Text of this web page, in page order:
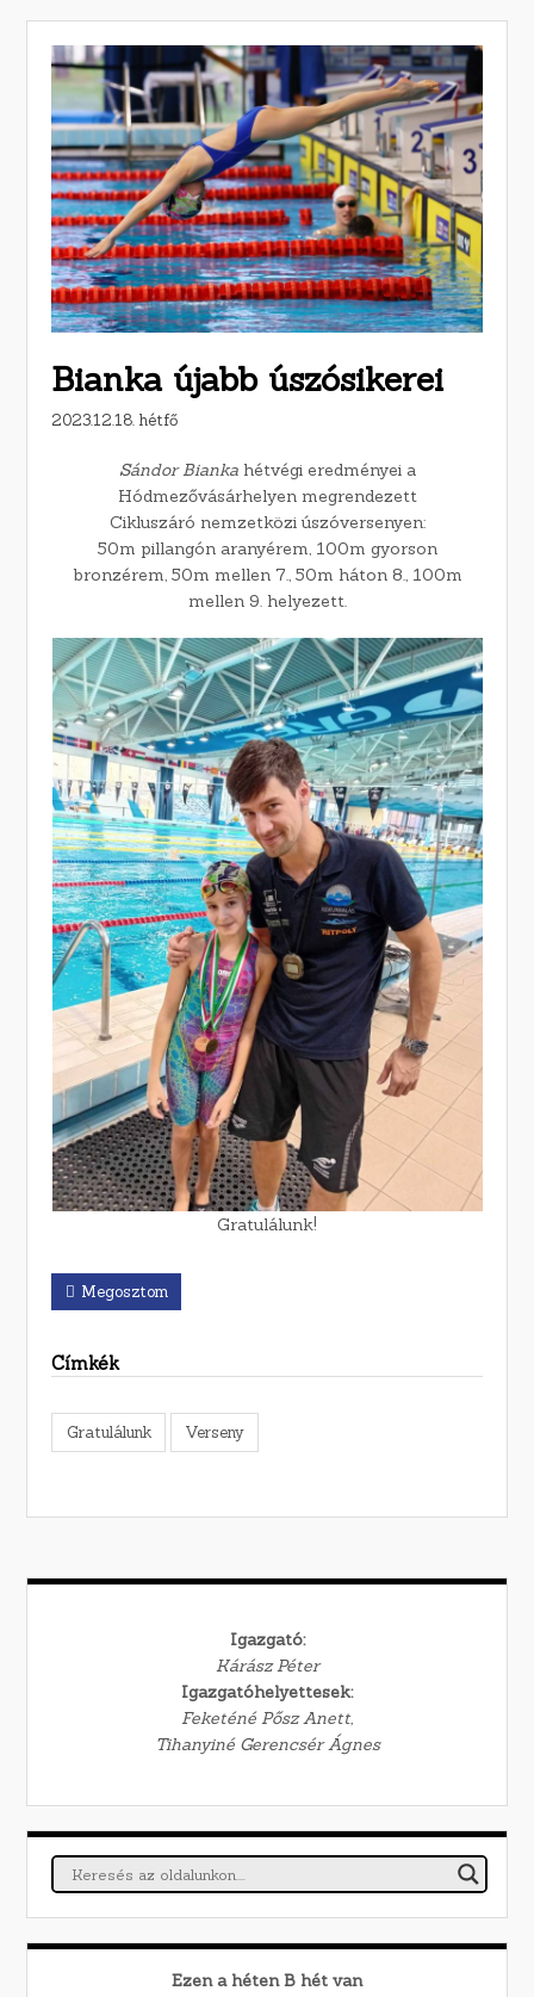
Bianka újabb úszósikerei
2023.12.18. hétfő
Sándor Biankahétvégi eredményei a
Hódmezővásárhelyen megrendezett
Cikluszáró nemzetközi úszóversenyen:
50m pillangón aranyérem, 100m gyorson
bronzérem, 50m mellen 7., 50m háton 8., 100m
mellen 9. helyezett.
Gratulálunk!
Megosztom
Címkék
Gratulálunk Verseny
Igazgató:
Kárász Péter
Igazgatóhelyettesek:
Feketéné Pősz Anett,
Tihanyiné Gerencsér Ágnes
Ezen a héten B hét van